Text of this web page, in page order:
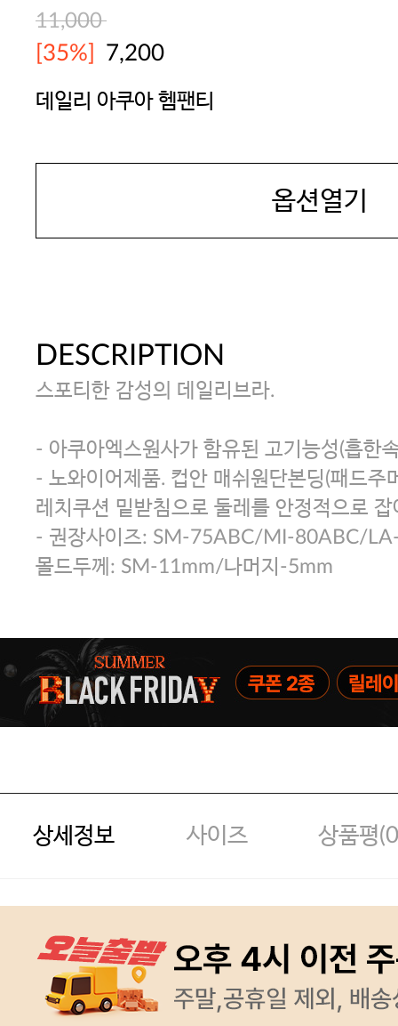
11,000
[35%] 7,200
데일리 아쿠아 헴팬티
옵션열기
DESCRIPTION
스포티한 감성의 데일리브라.
- 아쿠아엑스원사가 함유된 고기능성(흡한
- 노와이어제품. 컵안 매쉬원단본딩(패드주
레치쿠션 밑받침으로 둘레를 안정적으로 잡
- 권장사이즈: SM-75ABC/MI-80ABC/
몰드두께: SM-11mm/나머지-5mm
상세정보 사이즈 상품평(0